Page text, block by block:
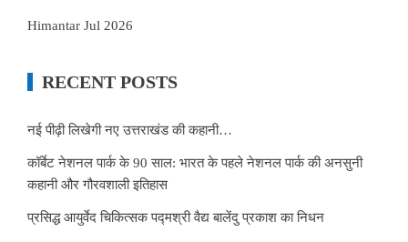
Himantar Jul 2026
RECENT POSTS
नई पीढ़ी लिखेगी नए उत्तराखंड की कहानी…
कॉर्बेट नेशनल पार्क के 90 साल: भारत के पहले नेशनल पार्क की अनसुनी
कहानी और गौरवशाली इतिहास
प्रसिद्ध आयुर्वेद चिकित्सक पद्मश्री वैद्य बालेंदु प्रकाश का निधन